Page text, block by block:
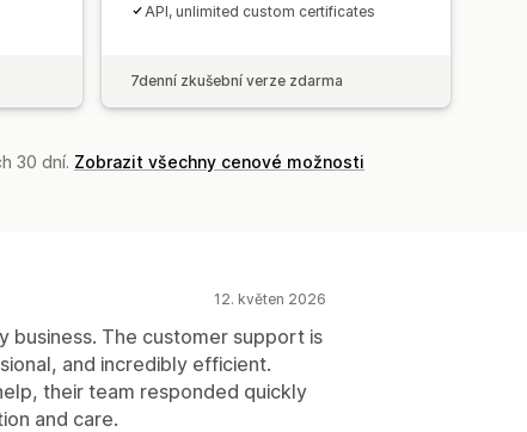
API, unlimited custom certificates
7denní zkušební verze zdarma
30 dní. Zobrazit všechny cenové možnosti
12. květen 2026
business. The customer support is
and incredibly efficient.
their team responded quickly
and care.